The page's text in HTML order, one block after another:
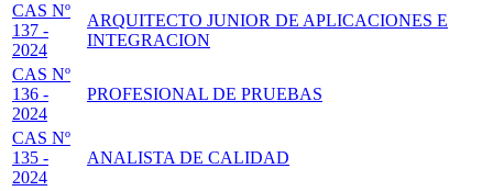
CAS Nº
137 -
2024
ARQUITECTO JUNIOR DE APLICACIONES E
INTEGRACION
CAS Nº
136 -
2024
PROFESIONAL DE PRUEBAS
CAS Nº
135 -
2024
ANALISTA DE CALIDAD